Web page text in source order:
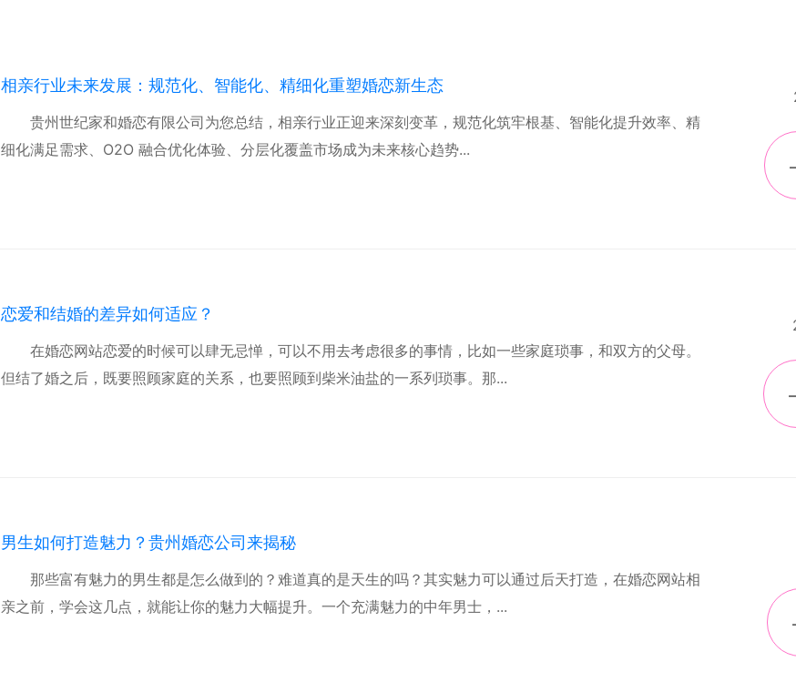
相亲行业未来发展：规范化、智能化、精细化重塑婚恋新生态
贵州世纪家和婚恋有限公司​为您总结，相亲行业正迎来深刻变革，规范化筑牢根基、智能化提升效率、精
细化满足需求、O2O 融合优化体验、分层化覆盖市场成为未来核心趋势...
恋爱和结婚的差异如何适应？
在婚恋网站恋爱的时候可以肆无忌惮，可以不用去考虑很多的事情，比如一些家庭琐事，和双方的父母。
但结了婚之后，既要照顾家庭的关系，也要照顾到柴米油盐的一系列琐事。那...
男生如何打造魅力？贵州婚恋公司来揭秘
那些富有魅力的男生都是怎么做到的？难道真的是天生的吗？其实魅力可以通过后天打造，在婚恋网站相
亲之前，学会这几点，就能让你的魅力大幅提升。一个充满魅力的中年男士，...